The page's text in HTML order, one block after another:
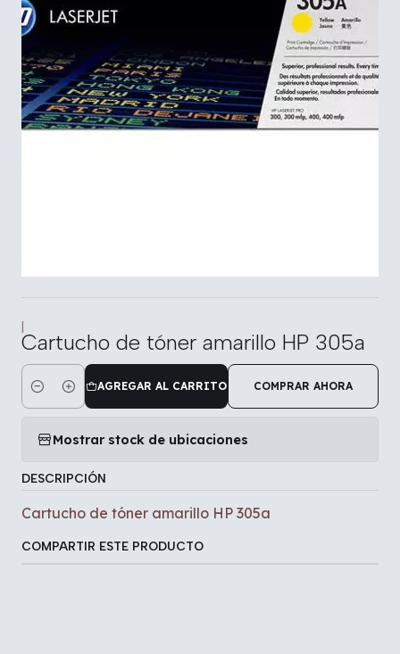
|
Cartucho de tóner amarillo HP 305a
Cantidad
AGREGAR AL CARRITO COMPRAR AHORA
Mostrar stock de ubicaciones
DESCRIPCIÓN
Cartucho de tóner amarillo HP 305a
COMPARTIR ESTE PRODUCTO